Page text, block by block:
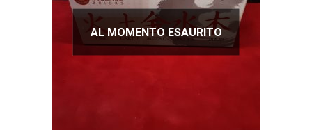
AL MOMENTO ESAURITO